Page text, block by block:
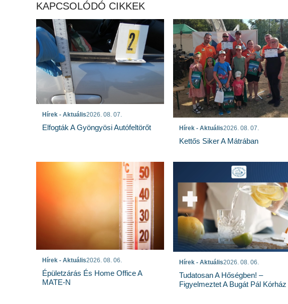
KAPCSOLÓDÓ CIKKEK
Hírek - Aktuális2026. 08. 07.
Elfogták A Gyöngyösi Autófeltörőt Hírek - Aktuális2026. 08. 07.
Kettős Siker A Mátrában
Hírek - Aktuális2026. 08. 06.
Épületzárás És Home Office A
MATE-N
Hírek - Aktuális2026. 08. 06.
Tudatosan A Hőségben! –
Figyelmeztet A Bugát Pál Kórház